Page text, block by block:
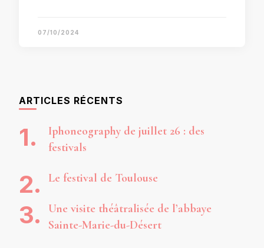
07/10/2024
ARTICLES RÉCENTS
Iphoneography de juillet 26 : des
festivals
Le festival de Toulouse
Une visite théâtralisée de l’abbaye
Sainte-Marie-du-Désert